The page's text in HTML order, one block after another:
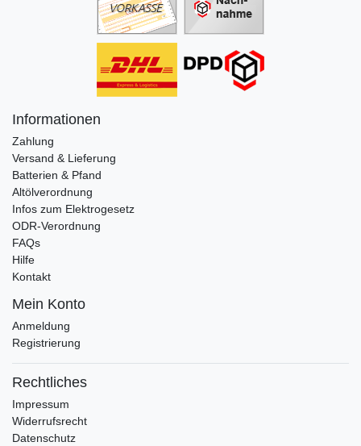
Informationen
Zahlung
Versand & Lieferung
Batterien & Pfand
Altölverordnung
Infos zum Elektrogesetz
ODR-Verordnung
FAQs
Hilfe
Kontakt
Mein Konto
Anmeldung
Registrierung
Rechtliches
Impressum
Widerrufsrecht
Datenschutz